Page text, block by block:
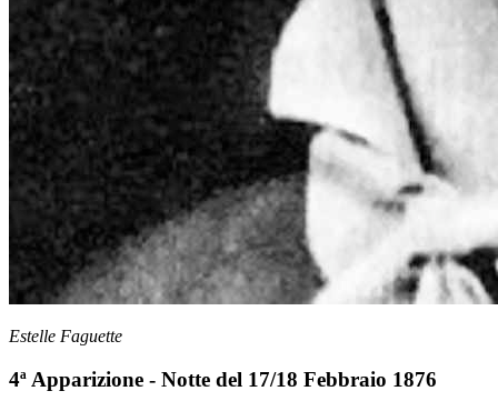
Estelle Faguette
4ª Apparizione - Notte del 17/18 Febbraio 1876